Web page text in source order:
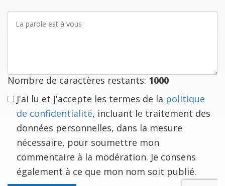
parole
Nombre de caractères restants: 1000
J'ai lu et j'accepte les termes de la politique
de confidentialité, incluant le traitement des
données personnelles, dans la mesure
nécessaire, pour soumettre mon
commentaire à la modération. Je consens
également à ce que mon nom soit publié.